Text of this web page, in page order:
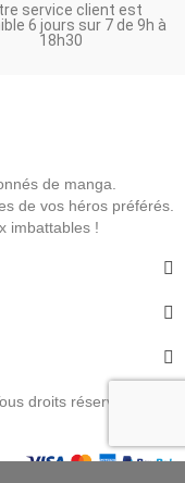
service client est
6 jours sur 7 de 9h à
18h30
de manga.
de vos héros préférés.
imbattables !
droits réservés